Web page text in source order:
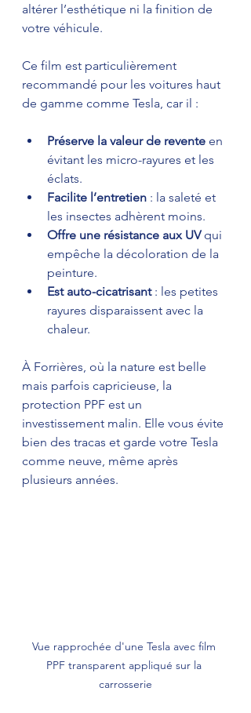
altérer l’esthétique ni la finition de
votre véhicule.
Ce film est particulièrement
recommandé pour les voitures haut
de gamme comme Tesla, car il :
Préserve la valeur de revente en
évitant les micro-rayures et les
éclats.
Facilite l’entretien : la saleté et
les insectes adhèrent moins.
Offre une résistance aux UV qui
empêche la décoloration de la
peinture.
Est auto-cicatrisant : les petites
rayures disparaissent avec la
chaleur.
À Forrières, où la nature est belle
mais parfois capricieuse, la
protection PPF est un
investissement malin. Elle vous évite
bien des tracas et garde votre Tesla
comme neuve, même après
plusieurs années.
Vue rapprochée d'une Tesla avec film
PPF transparent appliqué sur la
carrosserie